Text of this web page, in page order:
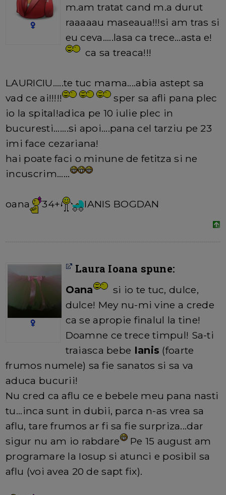
m.am tratat cand m.a durut
raaaaau maseaua!!!si am tras si
eu ceva.....lasa ca trece...asta e!
ca sa treaca!!!
LAURICIU.....te tuc mama....abia astept sa
vad ce ai!!!!!
sper sa afli pana plec
io la spital!adica pe 10 iulie plec in
bucuresti.......si apoi....pana cel tarziu pe 23
imi face cezariana!
hai poate faci o minune de fetitza si ne
incuscrim......
oana 34+ IANIS BOGDAN
Laura Ioana spune:
Oana
si io te tuc, dulce,
dulce! Mey nu-mi vine a crede
ca se apropie finalul la tine!
Doamne ce trece timpul! Sa-ti
traiasca bebe Ianis (foarte
frumos numele) sa fie sanatos si sa va
aduca bucurii!
Nu cred ca aflu ce e bebele meu pana nasti
tu...inca sunt in dubii, parca n-as vrea sa
aflu, tare frumos ar fi sa fie surpriza...dar
sigur nu am io rabdare
Pe 15 august am
programare la Iosup si atunci e posibil sa
aflu (voi avea 20 de sapt fix).